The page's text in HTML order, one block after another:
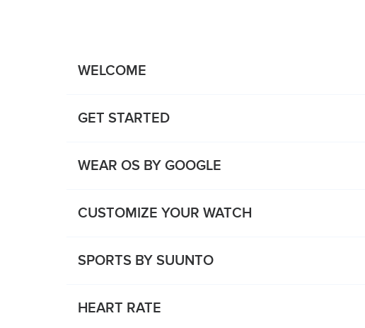
WELCOME
GET STARTED
WEAR OS BY GOOGLE
CUSTOMIZE YOUR WATCH
SPORTS BY SUUNTO
HEART RATE